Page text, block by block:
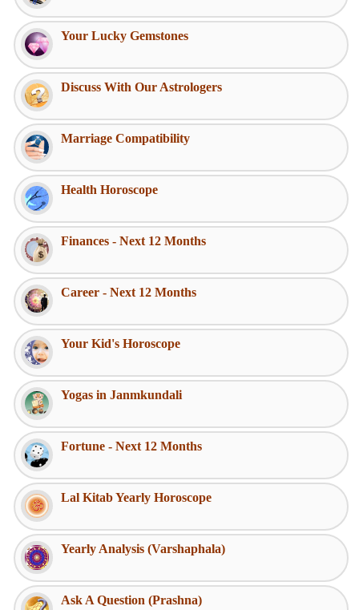
Your Lucky Gemstones
Discuss With Our Astrologers
Marriage Compatibility
Health Horoscope
Finances - Next 12 Months
Career - Next 12 Months
Your Kid's Horoscope
Yogas in Janmkundali
Fortune - Next 12 Months
Lal Kitab Yearly Horoscope
Yearly Analysis (Varshaphala)
Ask A Question (Prashna)